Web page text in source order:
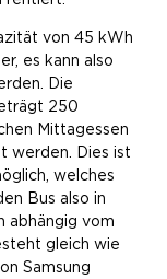
von 45 kWh
es kann also
Die
250
Mittagessen
werden. Dies ist
welches
Bus also in
abhängig vom
gleich wie
Samsung